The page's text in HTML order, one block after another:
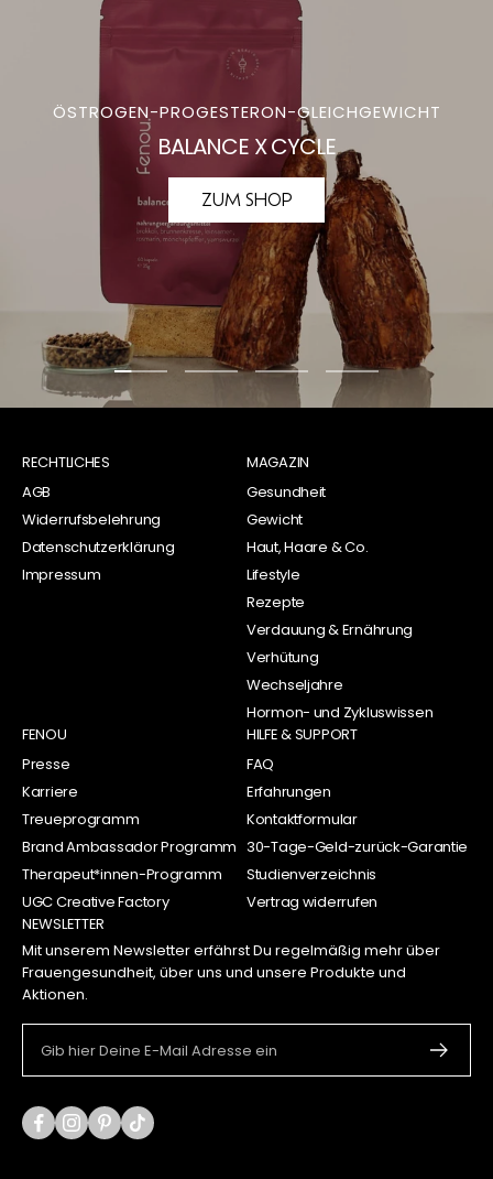
ÖSTROGEN-PROGESTERON-GLEICHGEWICHT
BALANCE X CYCLE
ZUM SHOP
Zur
Slide
Slide
Slide
gehen
Zur
Slide
RECHTLICHES
AGB
Widerrufsbelehrung
Datenschutzerklärung
Impressum
MAGAZIN
Gesundheit
Gewicht
Haut, Haare & Co.
Lifestyle
Rezepte
Verdauung & Ernährung
Verhütung
Wechseljahre
Hormon- und Zykluswissen
FENOU
Presse
Karriere
Treueprogramm
Brand Ambassador Programm
Therapeut*innen-Programm
UGC Creative Factory
HILFE & SUPPORT
FAQ
Erfahrungen
Kontaktformular
30-Tage-Geld-zurück-Garantie
Studienverzeichnis
Vertrag widerrufen
NEWSLETTER
Mit unserem Newsletter erfährst Du regelmäßig mehr über
Frauengesundheit, über uns und unsere Produkte und
Aktionen.
Gib hier Deine E-Mail Adresse ein